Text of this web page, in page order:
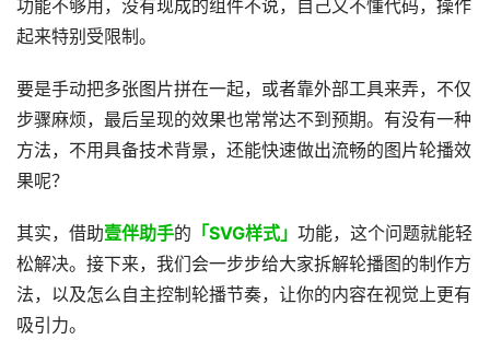
功能不够用，没有现成的组件不说，自己又不懂代码，操作
起来特别受限制。
要是手动把多张图片拼在一起，或者靠外部工具来弄，不仅
步骤麻烦，最后呈现的效果也常常达不到预期。有没有一种
方法，不用具备技术背景，还能快速做出流畅的图片轮播效
果呢？
其实，借助壹伴助手的 「SVG样式」 功能，这个问题就能轻
松解决。接下来，我们会一步步给大家拆解轮播图的制作方
法，以及怎么自主控制轮播节奏，让你的内容在视觉上更有
吸引力。